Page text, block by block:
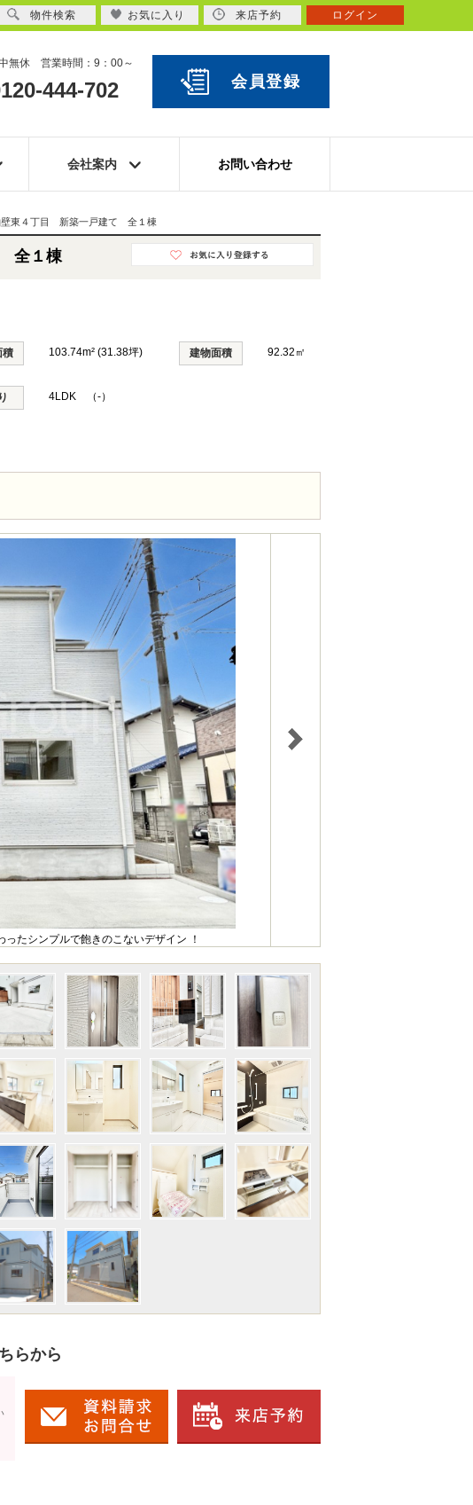
無休 営業時間：9：00～
444-702 会員登録
会社案内 お問い合わせ
壁東４丁目 新築一戸建て 全１棟
全１棟
積 103.74m² (31.38坪) 建物面積 92.32㎡
4LDK （-）
たシンプルで飽きのこないデザイン ！
らから
物件検索 お気に入り 来店予約 ログイン